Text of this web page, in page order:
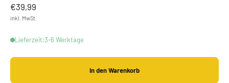
Angebot
€39,99
inkl. MwSt.
Lieferzeit:3-6 Werktage
In den Warenkorb